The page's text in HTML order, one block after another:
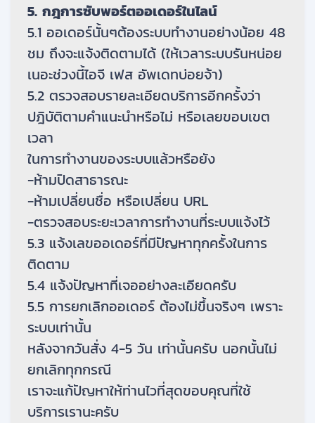
5. กฎการซับพอร์ตออเดอร์ในไลน์
5.1 ออเดอร์นั้นๆต้องระบบทำงานอย่างน้อย 48
ชม ถึงจะแจ้งติดตามได้ (ให้เวลาระบบรันหน่อย
เนอะช่วงนี้ไอจี เฟส อัพเดทบ่อยจ้า)
5.2 ตรวจสอบรายละเอียดบริการอีกครั้งว่า
ปฎิบัติตามคำแนะนำหรือไม่ หรือเลยขอบเขต
เวลา
ในการทำงานของระบบแล้วหรือยัง
-ห้ามปิดสาธารณะ
-ห้ามเปลี่ยนชื่อ หรือเปลี่ยน URL
-ตรวจสอบระยะเวลาการทำงานที่ระบบแจ้งไว้
5.3 แจ้งเลขออเดอร์ที่มีปัญหาทุกครั้งในการ
ติดตาม
5.4 แจ้งปัญหาที่เจออย่างละเอียดครับ
5.5 การยกเลิกออเดอร์ ต้องไม่ขึ้นจริงๆ เพราะ
ระบบเท่านั้น
หลังจากวันสั่ง 4-5 วัน เท่านั้นครับ นอกนั้นไม่
ยกเลิกทุกกรณี
เราจะแก้ปัญหาให้ท่านไวที่สุดขอบคุณที่ใช้
บริการเรานะครับ